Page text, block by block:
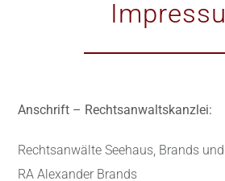
Anschrift – Rechtsanwaltskanzlei:
Rechtsanwälte Seehaus, Brands
RA Alexander Brands